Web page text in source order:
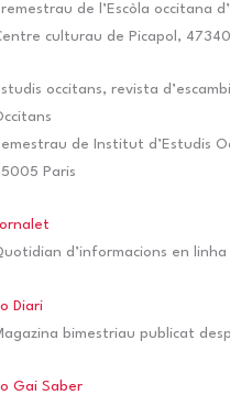
de l’Escòla occitana
culturau de Picapol,
occitans, revista
de Institut d’Estudis
Paris
d’informacions en linha
Diari
bimestriau publicat
Gai Saber